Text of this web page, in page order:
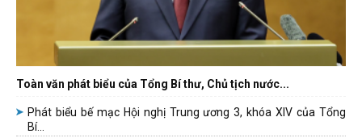
Toàn văn phát biểu của Tổng Bí thư, Chủ tịch nước...
Phát biểu bế mạc Hội nghị Trung ương 3, khóa XIV của Tổng
Bí...